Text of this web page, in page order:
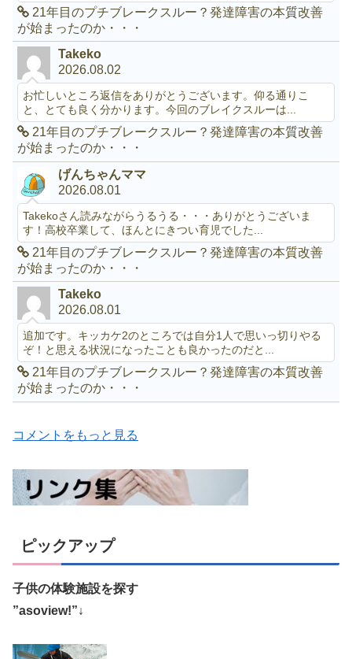
21年目のプチブレークスルー？発達障害の本質改善
が始まったのか・・・
Takeko
2026.08.02
お忙しいところ返信をありがとうございます。仰る通りこ
と、とても良く分かります。今回のブレイクスルーは...
21年目のプチブレークスルー？発達障害の本質改善
が始まったのか・・・
げんちゃんママ
2026.08.01
Takekoさん読みながらうるうる・・・ありがとうございま
す！高校卒業して、ほんとにきつい育児でした...
21年目のプチブレークスルー？発達障害の本質改善
が始まったのか・・・
Takeko
2026.08.01
追加です。キッカケ2のところでは自分1人で思いっ切りやる
ぞ！と思える状況になったことも良かったのだと...
21年目のプチブレークスルー？発達障害の本質改善
が始まったのか・・・
コメントをもっと見る
ピックアップ
子供の体験施設を探す
”asoview!”↓